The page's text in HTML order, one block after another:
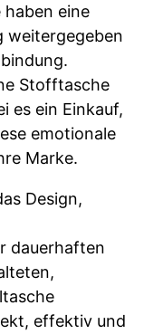
haben eine
weitergegeben
Stofftasche
es ein Einkauf,
emotionale
Marke.
Design,
dauerhaften
effektiv und